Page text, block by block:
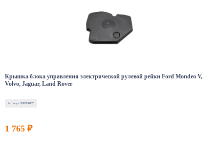
Крышка блока управления электрической рулевой рейки Ford Mondeo V,
Volvo, Jaguar, Land Rover
Артикул: PSEPS0125
1 765 ₽